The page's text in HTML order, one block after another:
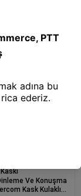
Ve Konuşma
Kask Kulaklığı